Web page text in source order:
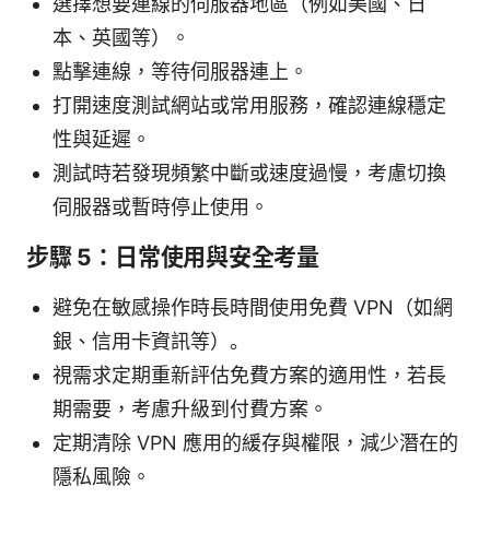
本、英國等）。
點擊連線，等待伺服器連上。
打開速度測試網站或常用服務，確認連線穩定
性與延遲。
測試時若發現頻繁中斷或速度過慢，考慮切換
伺服器或暫時停止使用。
步驟 5：日常使用與安全考量
避免在敏感操作時長時間使用免費 VPN（如網
銀、信用卡資訊等）。
視需求定期重新評估免費方案的適用性，若長
期需要，考慮升級到付費方案。
定期清除 VPN 應用的緩存與權限，減少潛在的
隱私風險。